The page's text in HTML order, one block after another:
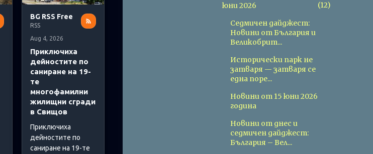
BG RSS Free
RSS
Aug 4, 2026
Приключиха
дейностите по
саниране на 19-
те
многофамилни
жилищни сгради
в Свищов
Приключиха
дейностите по
саниране на 19-те
юни 2026
12
Седмичен дайджест:
Новини от България и
Великобрит...
Исторически парк не
затваря — затваря се
една поре...
Новини от 15 юни 2026
година
Новини от днес и
седмичен дайджест:
България – Вел...